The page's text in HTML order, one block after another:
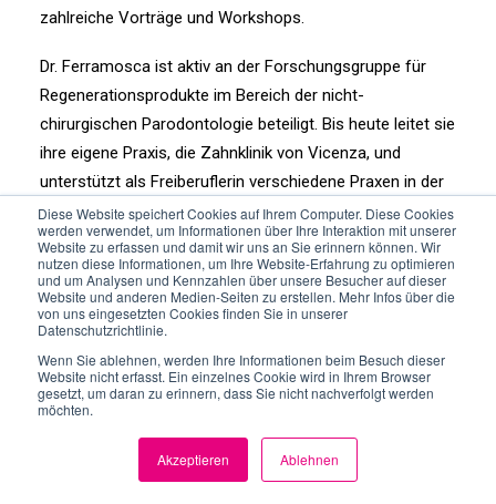
Diese Website speichert Cookies auf Ihrem Computer. Diese Cookies
werden verwendet, um Informationen über Ihre Interaktion mit unserer
Website zu erfassen und damit wir uns an Sie erinnern können. Wir
nutzen diese Informationen, um Ihre Website-Erfahrung zu optimieren
und um Analysen und Kennzahlen über unsere Besucher auf dieser
Website und anderen Medien-Seiten zu erstellen. Mehr Infos über die
von uns eingesetzten Cookies finden Sie in unserer
Datenschutzrichtlinie.
Wenn Sie ablehnen, werden Ihre Informationen beim Besuch dieser
Website nicht erfasst. Ein einzelnes Cookie wird in Ihrem Browser
gesetzt, um daran zu erinnern, dass Sie nicht nachverfolgt werden
möchten.
Akzeptieren Ablehnen
zahlreiche Vorträge und Workshops.
Dr. Ferramosca ist aktiv an der Forschungsgruppe für
Regenerationsprodukte im Bereich der nicht-
chirurgischen Parodontologie beteiligt. Bis heute leitet sie
ihre eigene Praxis, die Zahnklinik von Vicenza, und
unterstützt als Freiberuflerin verschiedene Praxen in der
Region.